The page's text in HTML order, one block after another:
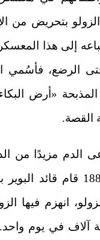
بتحريض من
إلى هذا
الرضع، فأسُمي
«أرض
القصة.
ديسمبر 1883 قام قائد
انهزم فيها
آلاف في يوم